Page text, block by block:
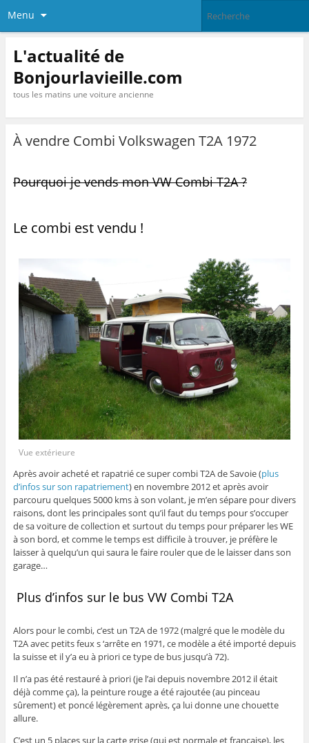
Menu
L'actualité de
Bonjourlavieille.com
tous les matins une voiture ancienne
À vendre Combi Volkswagen T2A 1972
Pourquoi je vends mon VW Combi T2A ?
Le combi est vendu !
Vue extérieure
Après avoir acheté et rapatrié ce super combi T2A de Savoie (plus
d’infos sur son rapatriement) en novembre 2012 et après avoir
parcouru quelques 5000 kms à son volant, je m’en sépare pour divers
raisons, dont les principales sont qu’il faut du temps pour s’occuper
de sa voiture de collection et surtout du temps pour préparer les WE
à son bord, et comme le temps est difficile à trouver, je préfère le
laisser à quelqu’un qui saura le faire rouler que de le laisser dans son
garage…
Plus d’infos sur le bus VW Combi T2A
Alors pour le combi, c’est un T2A de 1972 (malgré que le modèle du
T2A avec petits feux s ‘arrête en 1971, ce modèle a été importé depuis
la suisse et il y’a eu à priori ce type de bus jusqu’à 72).
Il n’a pas été restauré à priori (je l’ai depuis novembre 2012 il était
déjà comme ça), la peinture rouge a été rajoutée (au pinceau
sûrement) et poncé légèrement après, ça lui donne une chouette
allure.
C’est un 5 places sur la carte grise (qui est normale et française), les